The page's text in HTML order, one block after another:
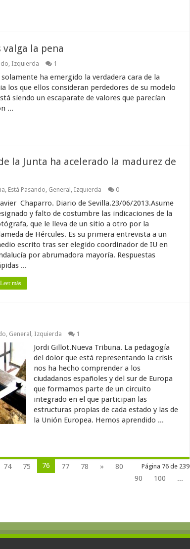
la pena
, Izquierda 1
ha emergido la verdadera cara de la
los que ellos consideran perdedores de su modelo
siendo un escaparate de valores que parecían
...
la Junta ha acelerado la madurez de
, Está Pasando, General , Izquierda 0
Chaparro. Diario de Sevilla.23/06/2013.Asume
y falto de costumbre las indicaciones de la
que le lleva de un sitio a otro por la
de Hércules. Es su primera entrevista a un
escrito tras ser elegido coordinador de IU en
por abrumadora mayoría. Respuestas
...
Leer más
, General , Izquierda 1
Jordi Gillot.Nueva Tribuna. La pedagogía
del dolor que está representando la crisis
nos ha hecho comprender a los
ciudadanos españoles y del sur de Europa
que formamos parte de un circuito
integrado en el que participan las
estructuras propias de cada estado y las de
la Unión Europea. Hemos aprendido ...
Página 76 de 239
74 75 76 77 78 »
80
90
100
...